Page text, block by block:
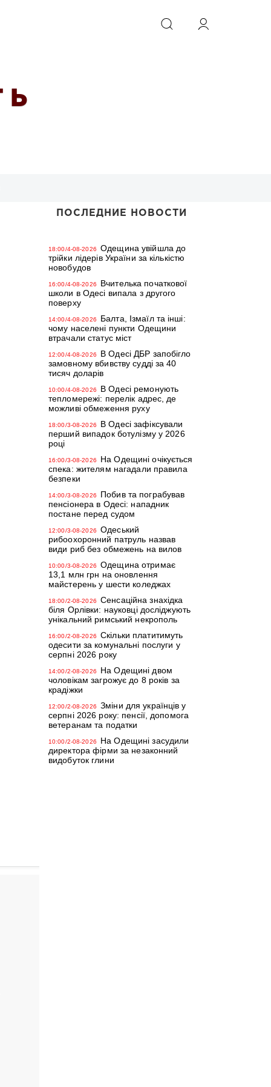
ИСКАТЬ
Ь
ПОСЛЕДНИЕ НОВОСТИ
18:00/4-08-2026
Одещина увійшла до
трійки лідерів України за кількістю
новобудов
16:00/4-08-2026
Вчителька початкової
школи в Одесі випала з другого
поверху
14:00/4-08-2026
Балта, Ізмаїл та інші:
чому населені пункти Одещини
втрачали статус міст
12:00/4-08-2026
В Одесі ДБР запобігло
замовному вбивству судді за 40
тисяч доларів
10:00/4-08-2026
В Одесі ремонують
тепломережі: перелік адрес, де
можливі обмеження руху
18:00/3-08-2026
В Одесі зафіксували
перший випадок ботулізму у 2026
році
16:00/3-08-2026
На Одещині очікується
спека: жителям нагадали правила
безпеки
14:00/3-08-2026
Побив та пограбував
пенсіонера в Одесі: нападник
постане перед судом
12:00/3-08-2026
Одеський
рибоохоронний патруль назвав
види риб без обмежень на вилов
10:00/3-08-2026
Одещина отримає
13,1 млн грн на оновлення
майстерень у шести коледжах
18:00/2-08-2026
Сенсаційна знахідка
біля Орлівки: науковці досліджують
унікальний римський некрополь
16:00/2-08-2026
Скільки платитимуть
одесити за комунальні послуги у
серпні 2026 року
14:00/2-08-2026
На Одещині двом
чоловікам загрожує до 8 років за
крадіжки
12:00/2-08-2026
Зміни для українців у
серпні 2026 року: пенсії, допомога
ветеранам та податки
10:00/2-08-2026
На Одещині засудили
директора фірми за незаконний
видобуток глини